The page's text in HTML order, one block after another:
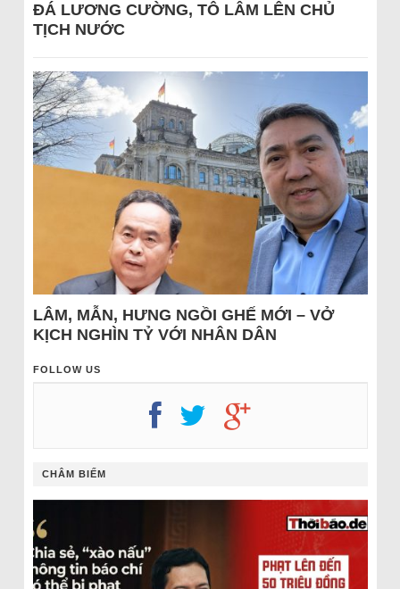
ĐÁ LƯƠNG CƯỜNG, TÔ LÂM LÊN CHỦ
TỊCH NƯỚC
LÂM, MẪN, HƯNG NGỒI GHẾ MỚI – VỞ
KỊCH NGHÌN TỶ VỚI NHÂN DÂN
FOLLOW US
CHÂM BIẾM